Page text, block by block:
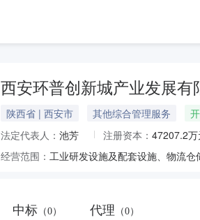
西安环普创新城产业发展有
陕西省 | 西安市 其他综合管理服务
法定代表人： 池芳 注册资本： 47207.2
经营范围：
中标 （0） 代理 （0）